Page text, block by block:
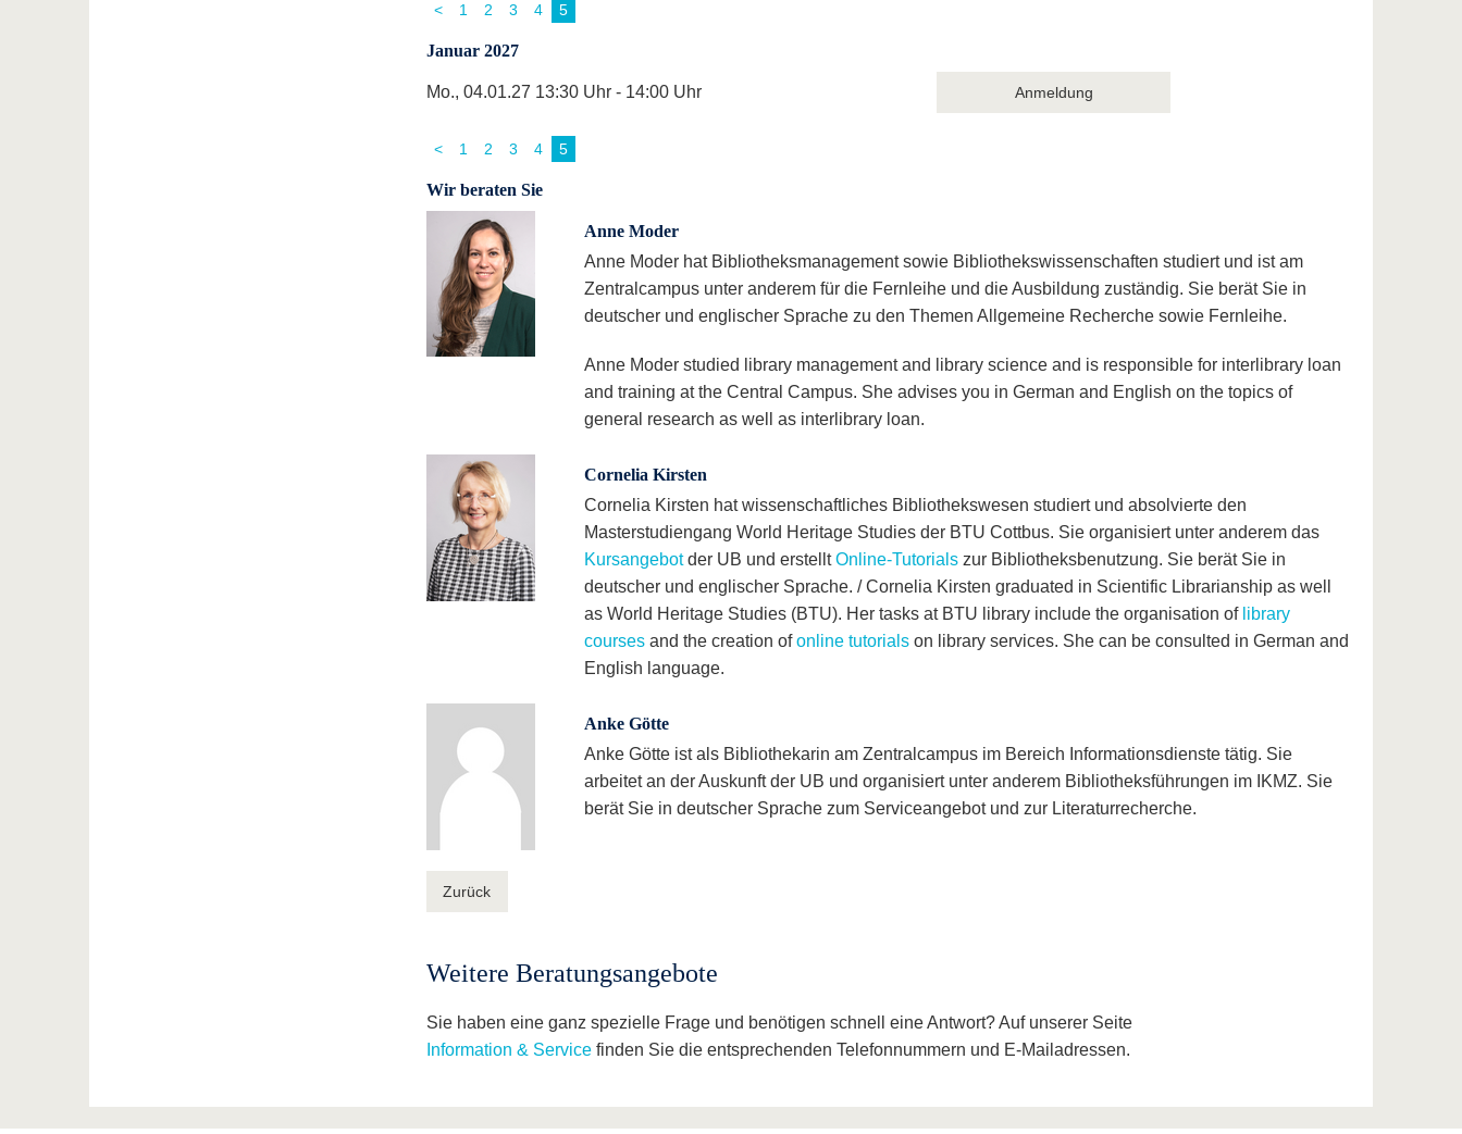
< 1 2 3 4 5
Januar 2027
Mo., 04.01.27 13:30 Uhr - 14:00 Uhr Anmeldung
< 1 2 3 4 5
Wir beraten Sie
Anne Moder
Anne Moder hat Bibliotheksmanagement sowie Bibliothekswissenschaften studiert und ist am
Zentralcampus unter anderem für die Fernleihe und die Ausbildung zuständig. Sie berät Sie in
deutscher und englischer Sprache zu den Themen Allgemeine Recherche sowie Fernleihe.
Anne Moder studied library management and library science and is responsible for interlibrary loan
and training at the Central Campus. She advises you in German and English on the topics of
general research as well as interlibrary loan.
Cornelia Kirsten
Cornelia Kirsten hat wissenschaftliches Bibliothekswesen studiert und absolvierte den
Masterstudiengang World Heritage Studies der BTU Cottbus. Sie organisiert unter anderem das
Kursangebotder UB und erstelltOnline-Tutorials zur Bibliotheksbenutzung. Sie berät Sie in
deutscher und englischer Sprache. / Cornelia Kirsten graduated in Scientific Librarianship as well
as World Heritage Studies (BTU). Her tasks at BTU library include the organisation of library
courses and the creation ofonline tutorials on library services. She can be consulted in German and
English language.
Anke Götte
Anke Götte ist als Bibliothekarin am Zentralcampus im Bereich Informationsdienste tätig. Sie
arbeitet an der Auskunft der UB und organisiert unter anderem Bibliotheksführungen im IKMZ. Sie
berät Sie in deutscher Sprache zum Serviceangebot und zur Literaturrecherche.
Zurück
Weitere Beratungsangebote
Sie haben eine ganz spezielle Frage und benötigen schnell eine Antwort? Auf unserer Seite
Information & Service finden Sie die entsprechenden Telefonnummern und E-Mailadressen.